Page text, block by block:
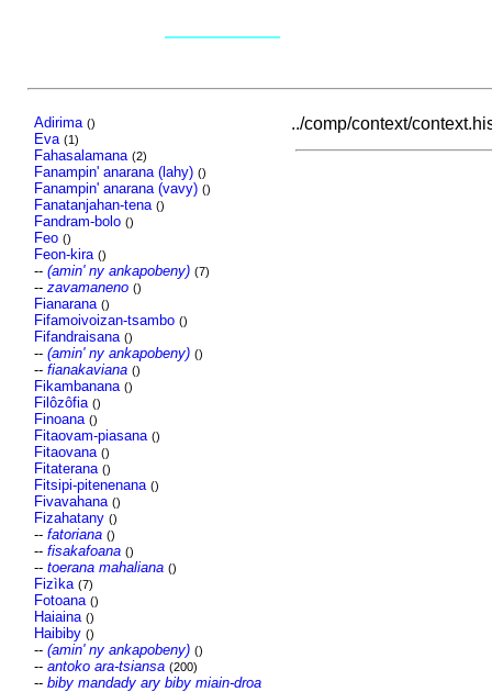
Adirima ()
Eva (1)
Fahasalamana (2)
Fanampin' anarana (lahy) ()
Fanampin' anarana (vavy) ()
Fanatanjahan-tena ()
Fandram-bolo ()
Feo ()
Feon-kira ()
-- (amin' ny ankapobeny) (7)
-- zavamaneno ()
Fianarana ()
Fifamoivoizan-tsambo ()
Fifandraisana ()
-- (amin' ny ankapobeny) ()
-- fianakaviana ()
Fikambanana ()
Filôzôfia ()
Finoana ()
Fitaovam-piasana ()
Fitaovana ()
Fitaterana ()
Fitsipi-pitenenana ()
Fivavahana ()
Fizahatany ()
-- fatoriana ()
-- fisakafoana ()
-- toerana mahaliana ()
Fizìka (7)
Fotoana ()
Haiaina ()
Haibiby ()
-- (amin' ny ankapobeny) ()
-- antoko ara-tsiansa (200)
-- biby mandady ary biby miain-droa
../comp/context/